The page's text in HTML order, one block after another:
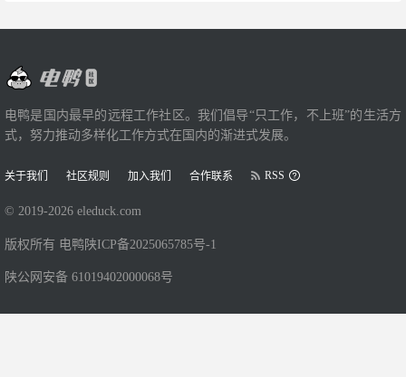
电鸭是国内最早的远程工作社区。我们倡导“只工作，不上班”的生活方
式，努力推动多样化工作方式在国内的渐进式发展。
关于我们 社区规则 加入我们 合作联系 RSS
© 2019-2026 eleduck.com
版权所有 电鸭 陕ICP备2025065785号-1
陕公网安备 61019402000068号